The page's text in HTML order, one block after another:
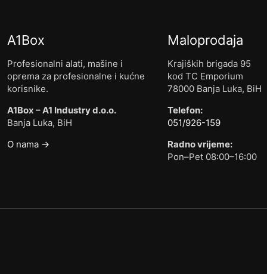
A1Box
Profesionalni alati, mašine i
oprema za profesionalne i kućne
korisnike.
A1Box – A1 Industry d.o.o.
Banja Luka, BiH
O nama →
Maloprodaja
Krajiških brigada 95
kod TC Emporium
78000 Banja Luka, BiH
Telefon:
051/926-159
Radno vrijeme:
Pon–Pet 08:00–16:00